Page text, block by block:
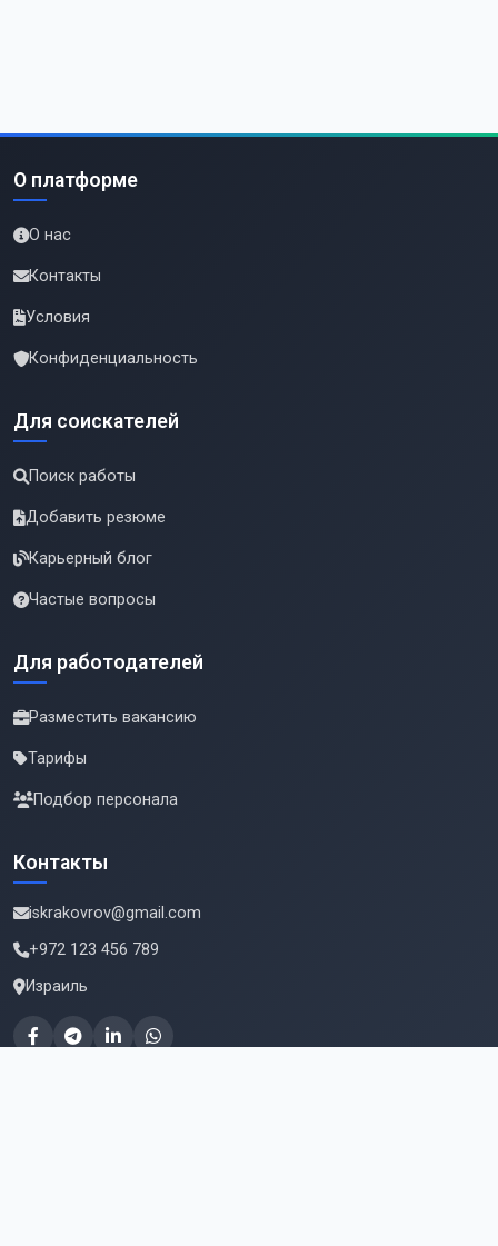
О платформе
О нас
Контакты
Условия
Конфиденциальность
Для соискателей
Поиск работы
Добавить резюме
Карьерный блог
Частые вопросы
Для работодателей
Разместить вакансию
Тарифы
Подбор персонала
Контакты
iskrakovrov@gmail.com
+972 123 456 789
Израиль